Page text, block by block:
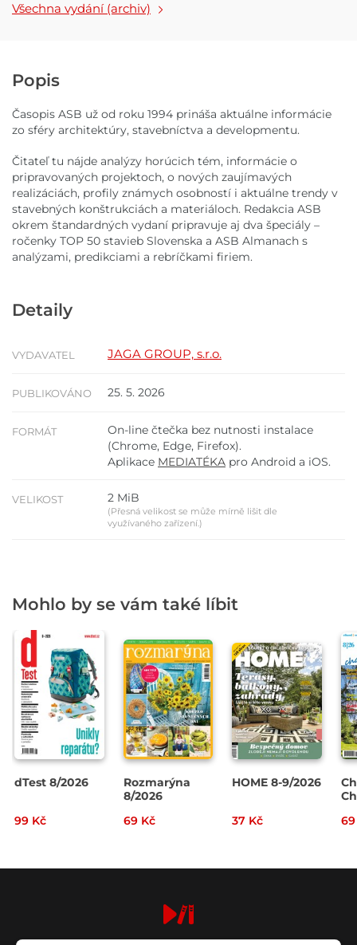
Všechna vydání (archiv)
Popis
Časopis ASB už od roku 1994 prináša aktuálne informácie
zo sféry architektúry, stavebníctva a developmentu.
Čitateľ tu nájde analýzy horúcich tém, informácie o
pripravovaných projektoch, o nových zaujímavých
realizáciách, profily známych osobností i aktuálne trendy v
stavebných konštrukciách a materiáloch. Redakcia ASB
okrem štandardných vydaní pripravuje aj dva špeciály –
ročenky TOP 50 stavieb Slovenska a ASB Almanach s
analýzami, predikciami a rebríčkami firiem.
Detaily
VYDAVATEL JAGA GROUP, s.r.o.
PUBLIKOVÁNO 25. 5. 2026
FORMÁT
On-line čtečka bez nutnosti instalace
(Chrome, Edge, Firefox).
Aplikace MEDIATÉKA pro Android a iOS.
VELIKOST 2 MiB
(Přesná velikost se může mírně lišit dle
využívaného zařízení.)
Mohlo by se vám také líbit
dTest 8/2026
99 Kč
Rozmarýna
8/2026
69 Kč
HOME 8-9/2026
37 Kč